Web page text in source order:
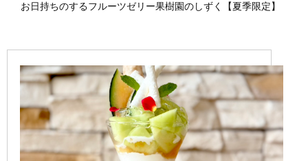
お日持ちのするフルーツゼリー果樹園のしずく【夏季限定】